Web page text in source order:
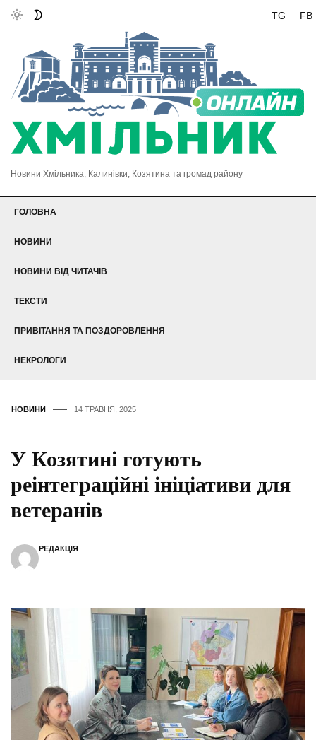
FB
TG
Новини Хмільника, Калинівки, Козятина та громад району
ГОЛОВНА
НОВИНИ
НОВИНИ ВІД ЧИТАЧІВ
ТЕКСТИ
ПРИВІТАННЯ ТА ПОЗДОРОВЛЕННЯ
НЕКРОЛОГИ
НОВИНИ 14 ТРАВНЯ, 2025
У Козятині готують
реінтеграційні ініціативи для
ветеранів
РЕДАКЦІЯ